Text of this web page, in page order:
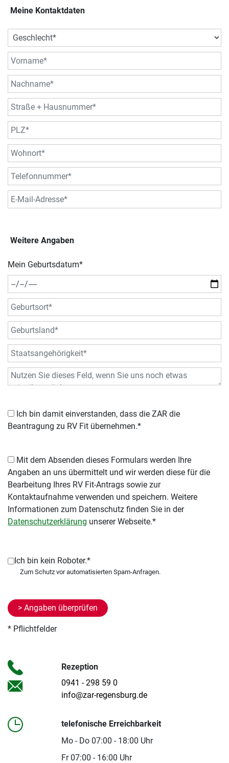
Meine Kontaktdaten
Weitere Angaben
Mein Geburtsdatum*
Beantragung zu RV Fit übernehmen.*
Angaben an uns übermittelt und wir werden diese für die
Bearbeitung Ihres RV Fit-Antrags sowie zur
Kontaktaufnahme verwenden und speichern. Weitere
Informationen zum Datenschutz finden Sie in der
Datenschutzerklärung unserer Webseite.*
Ich bin kein Roboter.*
* Pflichtfelder
Rezeption
0941 - 298 59 0
info@zar-regensburg.de
telefonische Erreichbarkeit
Mo - Do 07:00 - 18:00 Uhr
Fr 07:00 - 16:00 Uhr